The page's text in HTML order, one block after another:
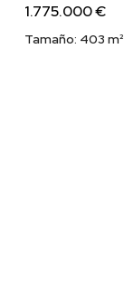
1.775.000 €
Tamaño: 403 m²